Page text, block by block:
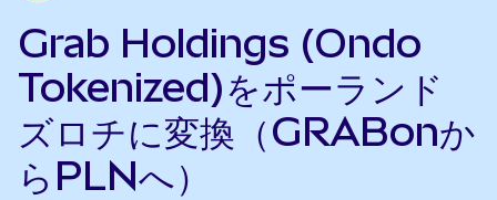
Grab Holdings (Ondo
Tokenized)をポーランド
ズロチに変換（GRABonか
らPLNへ）